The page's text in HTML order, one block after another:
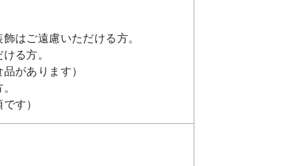
はご遠慮いただける方。
る方。
があります）
す）